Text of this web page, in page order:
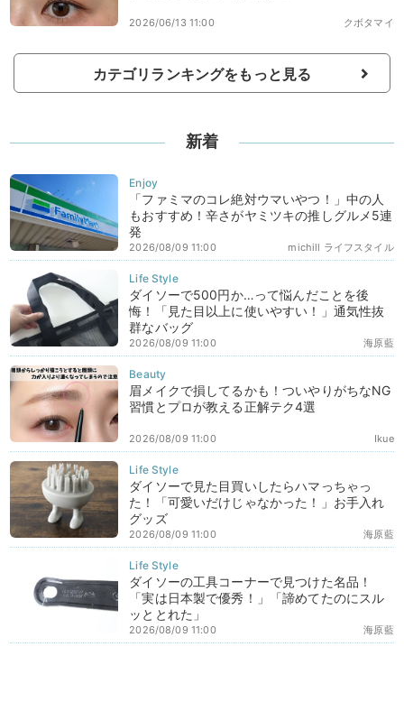
クボタマイ
2026/06/13 11:00
カテゴリランキングをもっと見る
新着
「ファミマのコレ絶対ウマいやつ！」中の人
もおすすめ！辛さがヤミツキの推しグルメ5連
発
michill ライフスタイル
2026/08/09 11:00
ダイソーで500円か…って悩んだことを後
悔！「見た目以上に使いやすい！」通気性抜
群なバッグ
海原藍
2026/08/09 11:00
眉メイクで損してるかも！ついやりがちなNG
習慣とプロが教える正解テク4選
Ikue
2026/08/09 11:00
ダイソーで見た目買いしたらハマっちゃっ
た！「可愛いだけじゃなかった！」お手入れ
グッズ
海原藍
2026/08/09 11:00
ダイソーの工具コーナーで見つけた名品！
「実は日本製で優秀！」「諦めてたのにスル
ッととれた」
海原藍
2026/08/09 11:00